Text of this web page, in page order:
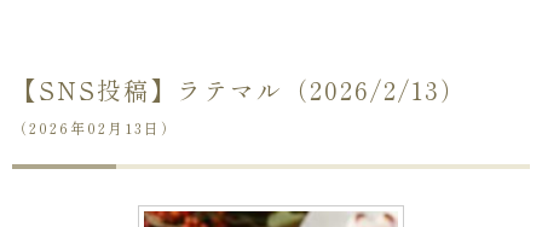
【SNS投稿】ラテマル（2026/2/13）
（2026年02月13日）